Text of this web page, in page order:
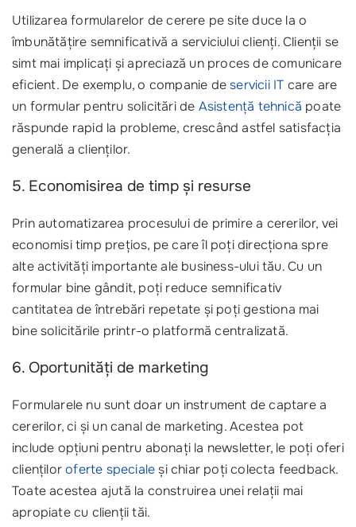
Utilizarea formularelor de cerere pe site duce la o
îmbunătățire semnificativă a serviciului clienți. Clienții se
simt mai implicați și apreciază un proces de comunicare
eficient. De exemplu, o companie deservicii IT care are
un formular pentru solicitări de Asistență tehnică poate
răspunde rapid la probleme, crescând astfel satisfacția
generală a clienților.
5. Economisirea de timp și resurse
Prin automatizarea procesului de primire a cererilor, vei
economisi timp prețios, pe care îl poți direcționa spre
alte activități importante ale business-ului tău. Cu un
formular bine gândit, poți reduce semnificativ
cantitatea de întrebări repetate și poți gestiona mai
bine solicitările printr-o platformă centralizată.
6. Oportunități de marketing
Formularele nu sunt doar un instrument de captare a
cererilor, ci și un canal de marketing. Acestea pot
include opțiuni pentru abonați la newsletter, le poți oferi
cliențiloroferte specialeși chiar poți colecta feedback.
Toate acestea ajută la construirea unei relații mai
apropiate cu clienții tăi.